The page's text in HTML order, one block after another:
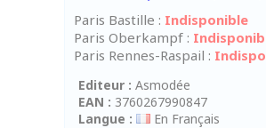
Paris Bastille : Indisponible
Paris Oberkampf :
Paris Rennes-Raspail :
Editeur : Asmodée
EAN : 3760267990847
Langue :
En Français